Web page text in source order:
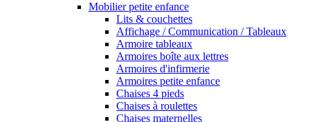
Mobilier petite enfance
Lits & couchettes
Affichage / Communication / Tableaux
Armoire tableaux
Armoires boîte aux lettres
Armoires d'infirmerie
Armoires petite enfance
Chaises 4 pieds
Chaises à roulettes
Chaises maternelles